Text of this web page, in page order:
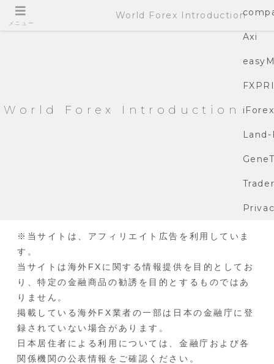
World Forex Introduction
Axi
iForex
Land-
※当サイトは、アフィリエイト広告を利用していま
す。
当サイトは海外FXに関する情報提供を目的としてお
り、特定の金融商品の勧誘を目的とするものではあ
りません。
掲載している海外FX業者の一部は日本の金融庁に登
録されていない場合があります。
日本居住者による利用については、金融庁および各
関係機関の公表情報をご確認ください。
メニュー
World Forex Introduction